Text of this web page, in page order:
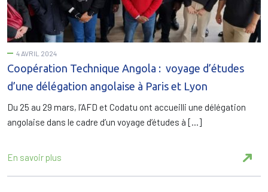
4 AVRIL 2024
Coopération Technique Angola : voyage d’études
d’une délégation angolaise à Paris et Lyon
Du 25 au 29 mars, l’AFD et Codatu ont accueilli une délégation
angolaise dans le cadre d’un voyage d’études à […]
En savoir plus